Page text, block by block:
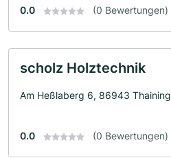
0.0 (0 Bewertungen)
scholz Holztechnik
Am Heßlaberg 6, 86943 Thaining
0.0 (0 Bewertungen)